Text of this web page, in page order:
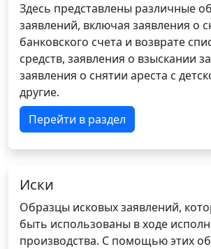
Здесь представлены различные
заявлений, включая заявления о
банковского счета и возврате
средств, заявления о взыскании
заявления о снятии ареста с
другие.
Перейти в раздел
Иски
Образцы исковых заявлений,
быть использованы в ходе
производства. С помощью этих